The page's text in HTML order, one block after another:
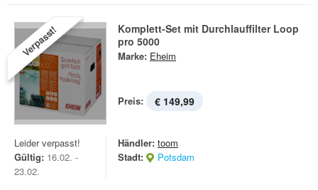
Verpasst!
Komplett-Set mit Durchlauffilter Loop
pro 5000
Marke: Eheim
Preis: € 149,99
Leider verpasst!
Gültig: 16.02. -
23.02.
Händler: toom
Stadt:
Potsdam